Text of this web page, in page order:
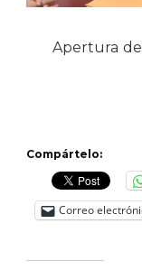
Apertura
Compártelo:
Correo